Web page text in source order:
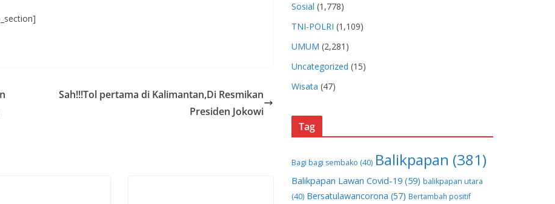
Sah!!!Tol pertama di Kalimantan,Di Resmikan
Presiden Jokowi
Sosial (1,778)
TNI-POLRI (1,109)
UMUM (2,281)
Uncategorized (15)
Wisata (47)
Tag
Bagi bagi sembako (40) Balikpapan (381)
Balikpapan Lawan Covid-19 (59) balikpapan utara
(40) Bersatulawancorona (57) Bertambah positif